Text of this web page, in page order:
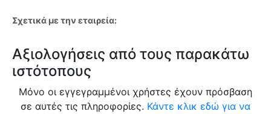
Σχετικά με την εταιρεία:
Αξιολογήσεις από τους παρακάτω
ιστότοπους
Μόνο οι εγγεγραμμένοι χρήστες έχουν πρόσβαση
σε αυτές τις πληροφορίες. Κάντε κλικ εδώ για να